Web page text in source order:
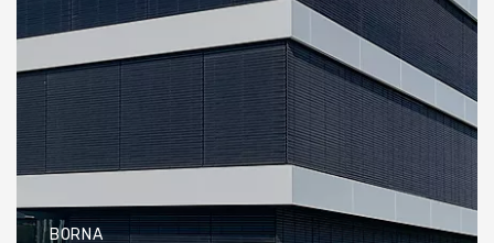
BORNA